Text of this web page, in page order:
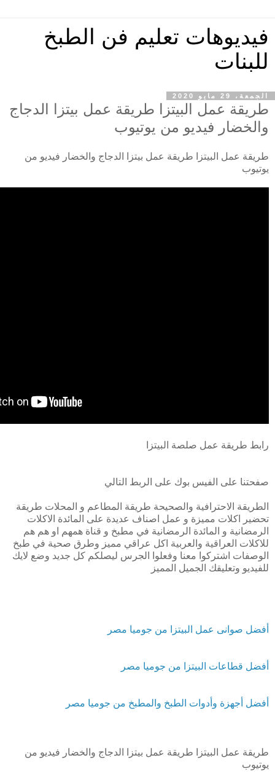
فيديوهات تعليم فن الطبخ
للبنات
الجمعة، 29 مايو 2020
طريقة عمل البيتزا طريقة عمل بيتزا الدجاج
والخضار فيديو من يوتيوب
طريقة عمل البيتزا طريقة عمل بيتزا الدجاج والخضار فيديو من
يوتيوب
رابط طريقة عمل صلصة البيتزا
صفحتنا على الفيس بوك على الربط التالي
الطريقة الاحترافية والصحيحة طريقة المطاعم و المحلات طريقة
تحضير اكلات مميزة و عمل اصناف عديدة على المائدة الاكلات
الرمضانية و المائدة الرمضانية في مطبخ و قناة همهم او هم هم
للاكلات العراقية والعربية اكل عراقي مميز وطرق صحية في طبخ
الوصفات اشتركوا معنا وفعلوا الجرس ليصلكم كل جديد وضع لايك
للفيديو وتعليقك الجميل المميز
أفضل صوانى عمل البيتزا من جوميا مصر
أفضل قطاعات البيتزا من جوميا مصر
أفضل أجهزة وأدوات الطبخ والمطبخ من جوميا مصر
طريقة عمل البيتزا طريقة عمل بيتزا الدجاج والخضار فيديو من
يوتيوب